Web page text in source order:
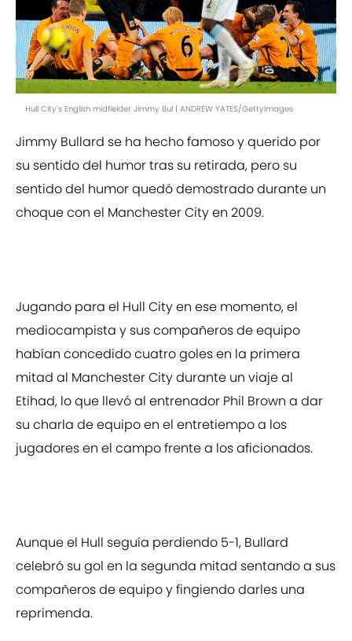
Hull City's English midfielder Jimmy Bul | ANDREW YATES/GettyImages
Jimmy Bullard se ha hecho famoso y querido por
su sentido del humor tras su retirada, pero su
sentido del humor quedó demostrado durante un
choque con el Manchester City en 2009.
Jugando para el Hull City en ese momento, el
mediocampista y sus compañeros de equipo
habían concedido cuatro goles en la primera
mitad al Manchester City durante un viaje al
Etihad, lo que llevó al entrenador Phil Brown a dar
su charla de equipo en el entretiempo a los
jugadores en el campo frente a los aficionados.
Aunque el Hull seguía perdiendo 5-1, Bullard
celebró su gol en la segunda mitad sentando a sus
compañeros de equipo y fingiendo darles una
reprimenda.